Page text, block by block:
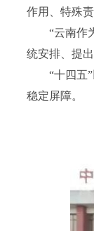
作用、特殊
“云南作
统安排、提
“十四五
稳定屏障。